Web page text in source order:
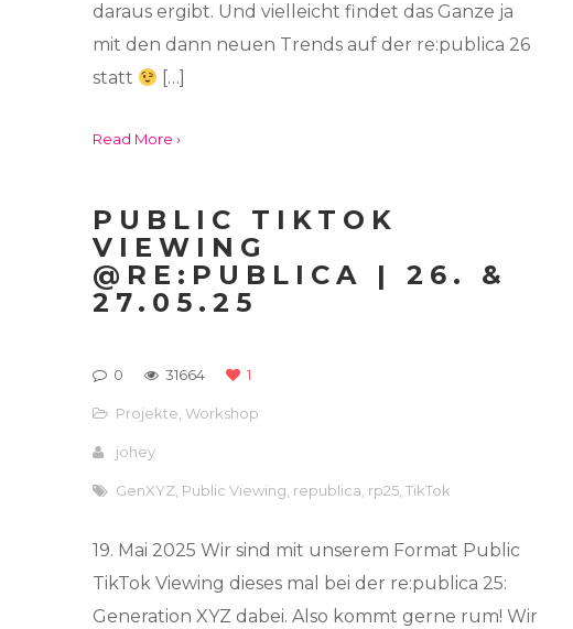
daraus ergibt. Und vielleicht findet das Ganze ja
mit den dann neuen Trends auf der re:publica 26
statt
[…]
Read More ›
PUBLIC TIKTOK
VIEWING
@RE:PUBLICA | 26. &
27.05.25
0 31664 1
Projekte ,Workshop
johey
GenXYZ Public Viewing republica rp25 ,TikTok
19. Mai 2025 Wir sind mit unserem Format Public
TikTok Viewing dieses mal bei der re:publica 25:
Generation XYZ dabei. Also kommt gerne rum! Wir